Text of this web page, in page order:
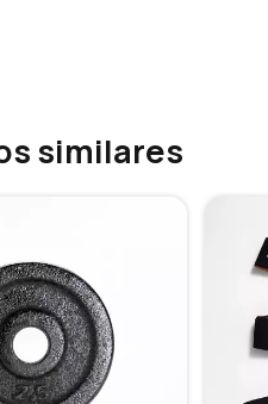
similares